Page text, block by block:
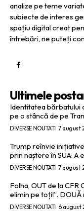
analize pe teme
subiecte de interes
spațiu digital creat
întrebări, ne puteți
Ultimele
Identitatea bărbatului
pe o stâncă de pe
DIVERSE NOUTATI 7 august
Trump reînvie
prin naștere în SUA:
DIVERSE NOUTATI 7 august
Folha, OUT de la CFR
elimin pe toți!”.
DIVERSE NOUTATI 6 august